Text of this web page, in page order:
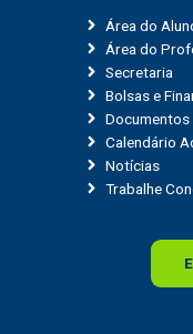
Área do
Área do
Secretaria
Bolsas e
Calendário
Notícias
Trabalhe